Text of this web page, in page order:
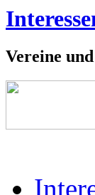
Vereine